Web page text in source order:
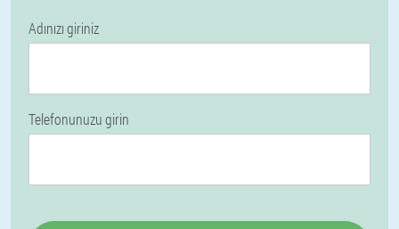
Adınızı giriniz
Telefonunuzu girin